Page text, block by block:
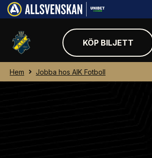
KÖP BILJETT
Hem Jobba hos AIK Fotboll